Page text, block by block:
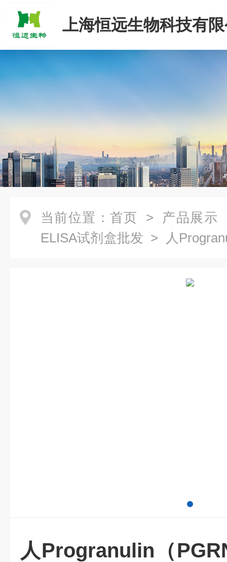
上海恒远生物科技有
当前位置： 首页 > 产品展示
ELISA试剂盒批发 > 人
人Progranulin（